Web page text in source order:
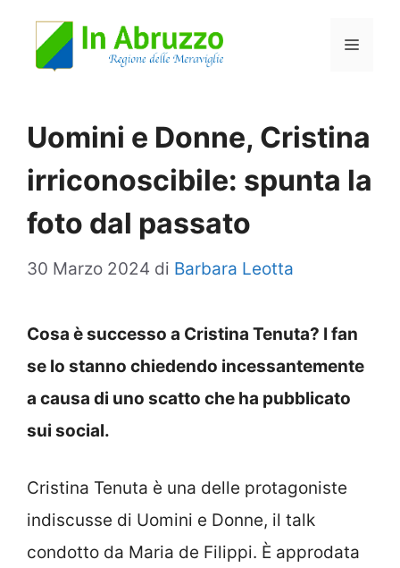
Menu
Uomini e Donne, Cristina
irriconoscibile: spunta la
foto dal passato
30 Marzo 2024 di Barbara Leotta
Cosa è successo a Cristina Tenuta? I fan
se lo stanno chiedendo incessantemente
a causa di uno scatto che ha pubblicato
sui social.
Cristina Tenuta è una delle protagoniste
indiscusse di Uomini e Donne, il talk
condotto da Maria de Filippi. È approdata